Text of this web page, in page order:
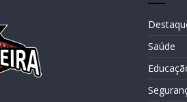
Saúde